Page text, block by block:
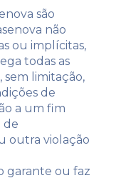
são
não
ou implícitas,
todas as
sem limitação,
de
a um fim
de
outra violação
garante ou faz